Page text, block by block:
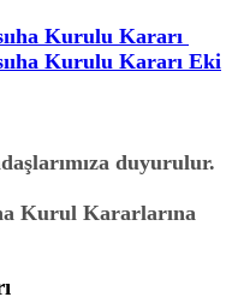
Kurulu Kararı
Kurulu Kararı Eki
duyurulur.
Kurul Kararlarına